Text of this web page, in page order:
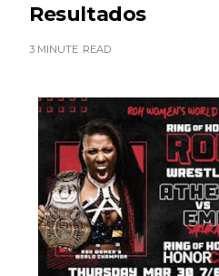
WWE: Brock Lesnar
WWE: Netflix censura
Lynch e Liv Morgan no
SCSA867-Aug 07 2026
Resultados
3 MINUTE READ